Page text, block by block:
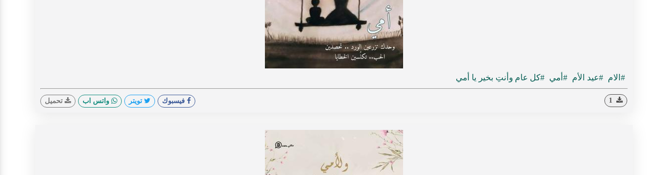
#الام #عيد الأم #أمي #كل عام وأنتِ بخير يا أمي
فيسبوك تويتر واتس اب تحميل